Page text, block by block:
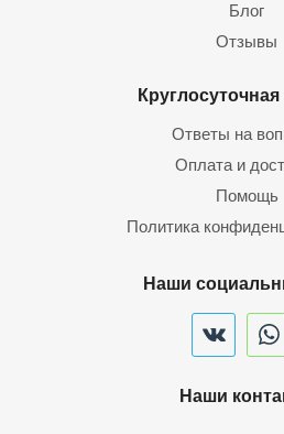
Блог
Отзывы
Ответы на
Оплата и
Помощь
Политика
Наши
Наши